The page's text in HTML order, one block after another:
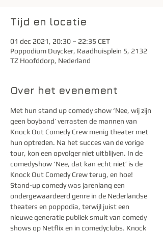
Tijd en locatie
01 dec 2021, 20:30 – 22:35 CET
Poppodium Duycker, Raadhuisplein 5, 2132
TZ Hoofddorp, Nederland
Over het evenement
Met hun stand up comedy show ‘Nee, wij zijn
geen boyband’ verrasten de mannen van
Knock Out Comedy Crew menig theater met
hun optreden. Na het succes van de vorige
tour, kon een opvolger niet uitblijven. In de
comedyshow ‘Nee, dat kan echt niet’ is de
Knock Out Comedy Crew terug, en hoe!
Stand-up comedy was jarenlang een
ondergewaardeerd genre in de Nederlandse
theaters en poppodia, terwijl juist een
nieuwe generatie publiek smult van comedy
shows op Netflix en in comedyclubs. Knock